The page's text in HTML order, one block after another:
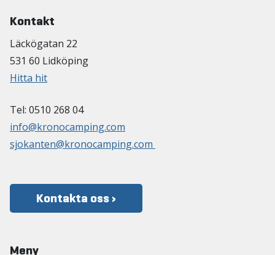
Kontakt
Läckögatan 22
531 60 Lidköping
Hitta hit
Tel: 0510 268 04
info@kronocamping.com
sjokanten@kronocamping.com
Kontakta oss ›
Meny